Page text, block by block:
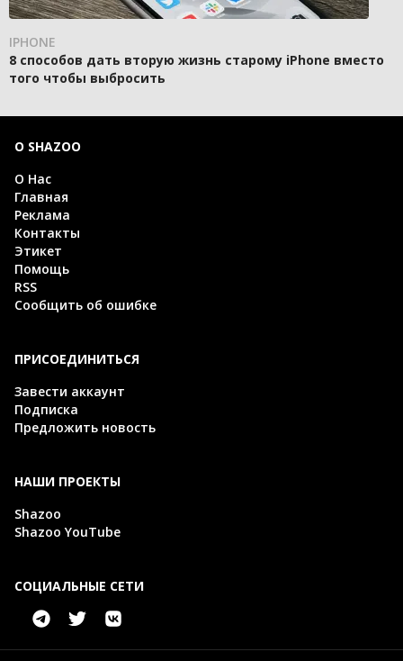
IPHONE
8 способов дать вторую жизнь старому iPhone вместо
того чтобы выбросить
О SHAZOO
О Нас
Главная
Реклама
Контакты
Этикет
Помощь
RSS
Сообщить об ошибке
ПРИСОЕДИНИТЬСЯ
Завести аккаунт
Подписка
Предложить новость
НАШИ ПРОЕКТЫ
Shazoo
Shazoo YouTube
СОЦИАЛЬНЫЕ СЕТИ